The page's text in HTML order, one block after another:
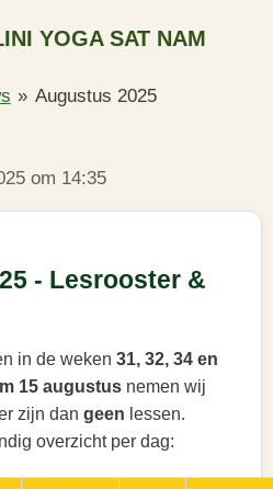
YOGA SAT NAM
» Augustus 2025
om 14:35
- Lesrooster &
in de weken 31, 32, 34 en
15 augustus nemen wij
zijn dan geen lessen.
overzicht per dag: